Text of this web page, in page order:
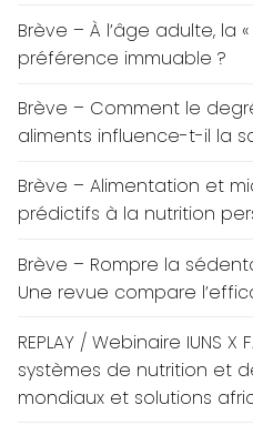
Brève – À l’âge adulte, la
préférence immuable ?
Brève – Comment le
aliments influence-t-il la
Brève – Alimentation et
prédictifs à la nutrition
Brève – Rompre la
Une revue compare
REPLAY / Webinaire IUNS X
systèmes de nutrition et
mondiaux et solutions